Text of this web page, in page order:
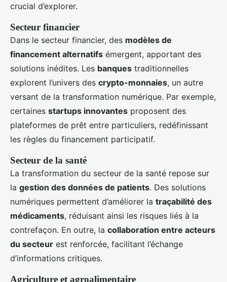
crucial d’explorer.
Secteur financier
Dans le secteur financier, des modèles de
financement alternatifs émergent, apportant des
solutions inédites. Les banques traditionnelles
explorent l’univers des crypto-monnaies, un autre
versant de la transformation numérique. Par exemple,
certaines startups innovantes proposent des
plateformes de prêt entre particuliers, redéfinissant
les règles du financement participatif.
Secteur de la santé
La transformation du secteur de la santé repose sur
la gestion des données de patients. Des solutions
numériques permettent d’améliorer la traçabilité des
médicaments, réduisant ainsi les risques liés à la
contrefaçon. En outre, la collaboration entre acteurs
du secteur est renforcée, facilitant l’échange
d’informations critiques.
Agriculture et agroalimentaire